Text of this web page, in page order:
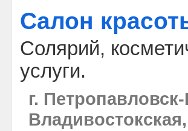
Салон
Солярий,
услуги.
г.